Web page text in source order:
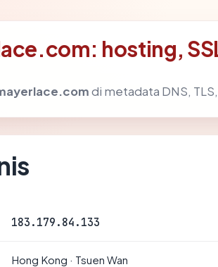
hosting,
di metadata DNS,
183.179.84.133
Hong Kong · Tsuen Wan